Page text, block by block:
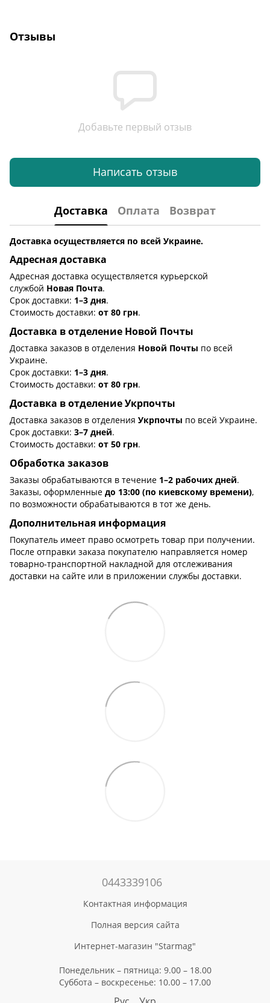
Отзывы
Добавьте первый отзыв
Написать отзыв
Доставка Оплата Возврат
Доставка осуществляется по всей Украине.
Адресная доставка
Адресная доставка осуществляется курьерской
службой Новая Почта.
Срок доставки: 1–3 дня.
Стоимость доставки: от 80 грн.
Доставка в отделение Новой Почты
Доставка заказов в отделения Новой Почты по всей
Украине.
Срок доставки: 1–3 дня.
Стоимость доставки: от 80 грн.
Доставка в отделение Укрпочты
Доставка заказов в отделения Укрпочты по всей Украине.
Срок доставки: 3–7 дней.
Стоимость доставки: от 50 грн.
Обработка заказов
Заказы обрабатываются в течение 1–2 рабочих дней.
Заказы, оформленные до 13:00 (по киевскому времени),
по возможности обрабатываются в тот же день.
Дополнительная информация
Покупатель имеет право осмотреть товар при получении.
После отправки заказа покупателю направляется номер
товарно-транспортной накладной для отслеживания
доставки на сайте или в приложении службы доставки.
0443339106
Контактная информация
Полная версия сайта
Интернет-магазин "Starmag"
Понедельник – пятница: 9.00 – 18.00
Суббота – воскресенье: 10.00 – 17.00